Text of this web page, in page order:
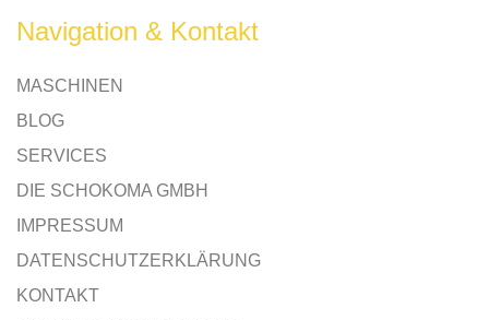
Navigation & Kontakt
MASCHINEN
BLOG
SERVICES
DIE SCHOKOMA GMBH
IMPRESSUM
DATENSCHUTZERKLÄRUNG
KONTAKT